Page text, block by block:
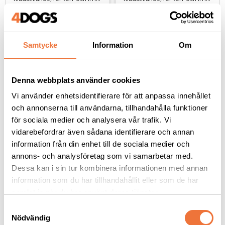
Samtycke Information Om
Denna webbplats använder cookies
Vi använder enhetsidentifierare för att anpassa innehållet
och annonserna till användarna, tillhandahålla funktioner
för sociala medier och analysera vår trafik. Vi
vidarebefordrar även sådana identifierare och annan
information från din enhet till de sociala medier och
annons- och analysföretag som vi samarbetar med.
Dessa kan i sin tur kombinera informationen med annan
information som du har tillhandahållit eller som de har
Nödvändig
179kr
199kr
Andra köpte även
Tassarnas balsam
Panthenol/Vitamin B5 -
4Dogs Belöningsgodis